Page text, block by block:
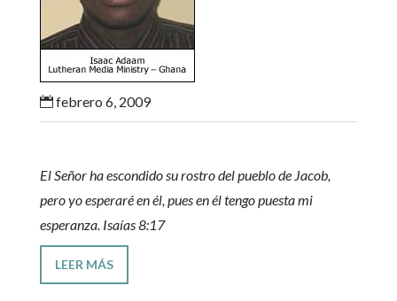
febrero 6, 2009
El Señor ha escondido su rostro del pueblo de Jacob,
pero yo esperaré en él, pues en él tengo puesta mi
esperanza. Isaías 8:17
LEER MÁS